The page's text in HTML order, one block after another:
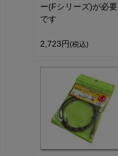
ー(Fシリーズ)が必要
です
2,723円 (税込)